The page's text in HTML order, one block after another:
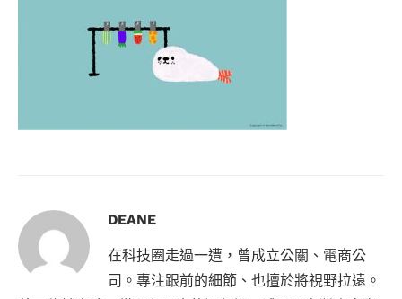
DEANE
在科技圈走過一遭，曾成立公關、電商公
司。專注跟前的細節、也擅於將視野拉遠。